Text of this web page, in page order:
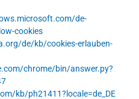
de-
cookies
de/kb/cookies-erlauben-
chrome/bin/answer.py?
kb/ph21411?locale=de_DE